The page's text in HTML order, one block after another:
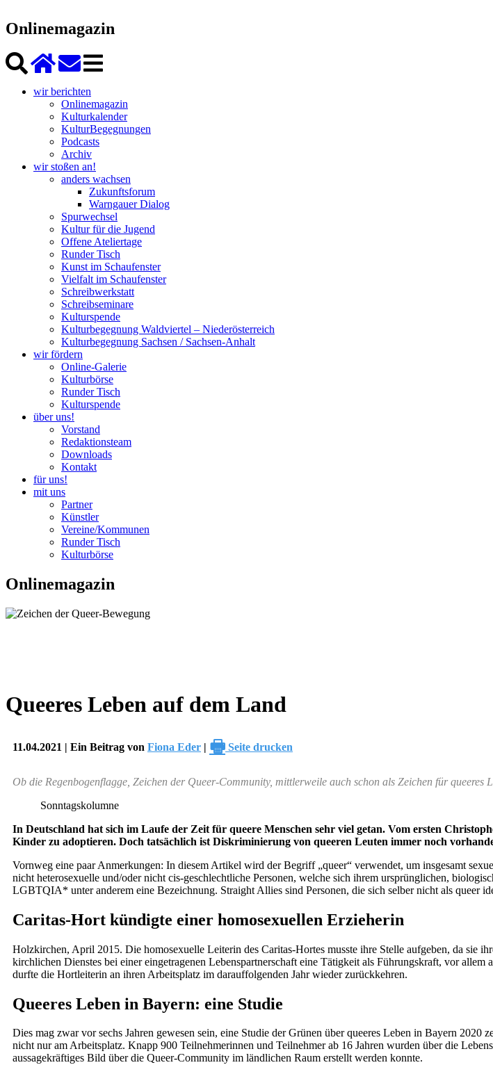
Onlinemagazin
wir berichten
Onlinemagazin
Kulturkalender
KulturBegegnungen
Podcasts
Archiv
wir stoßen an!
anders wachsen
Zukunftsforum
Warngauer Dialog
Spurwechsel
Kultur für die Jugend
Offene Ateliertage
Runder Tisch
Kunst im Schaufenster
Vielfalt im Schaufenster
Schreibwerkstatt
Schreibseminare
Kulturspende
Kulturbegegnung Waldviertel – Niederösterreich
Kulturbegegnung Sachsen / Sachsen-Anhalt
wir fördern
Online-Galerie
Kulturbörse
Runder Tisch
Kulturspende
über uns!
Vorstand
Redaktionsteam
Downloads
Kontakt
für uns!
mit uns
Partner
Künstler
Vereine/Kommunen
Runder Tisch
Kulturbörse
Onlinemagazin
Queeres Leben auf dem Land
11.04.2021 | Ein Beitrag von Fiona Eder | 🖶 Seite drucken
Ob die Regenbogenflagge, Zeichen der Queer-Community, mittlerweile auch schon als Zeichen für
Sonntagskolumne
In Deutschland hat sich im Laufe der Zeit für queere Menschen sehr viel getan. Vom ersten
Kinder zu adoptieren. Doch tatsächlich ist Diskriminierung von queeren Leuten immer noch
Vornweg eine paar Anmerkungen: In diesem Artikel wird der Begriff „queer“ verwendet, um insgesamt
nicht heterosexuelle und/oder nicht cis-geschlechtliche Personen, welche sich ihrem ursprünglichen,
LGBTQIA* unter anderem eine Bezeichnung. Straight Allies sind Personen, die sich selber nicht als queer
Caritas-Hort kündigte einer homosexuellen Erzieherin
Holzkirchen, April 2015. Die homosexuelle Leiterin des Caritas-Hortes musste ihre Stelle aufgeben, da sie
kirchlichen Dienstes bei einer eingetragenen Lebenspartnerschaft eine Tätigkeit als Führungskraft, vor
durfte die Hortleiterin an ihren Arbeitsplatz im darauffolgenden Jahr wieder zurückkehren.
Queeres Leben in Bayern: eine Studie
Dies mag zwar vor sechs Jahren gewesen sein, eine Studie der Grünen über queeres Leben in Bayern
nicht nur am Arbeitsplatz. Knapp 900 Teilnehmerinnen und Teilnehmer ab 16 Jahren wurden über die
aussagekräftiges Bild über die Queer-Community im ländlichen Raum erstellt werden konnte.